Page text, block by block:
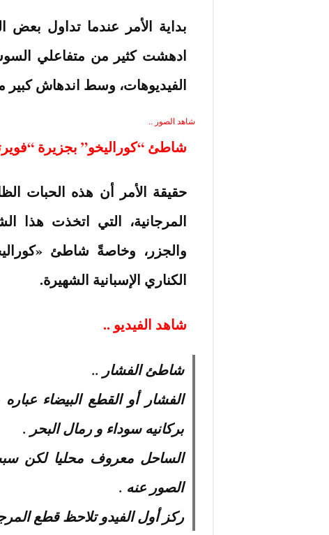
بداية الأمر عندما تداول
ادهشت كثير من متفاعلي
الفيديوهات، وسط اندهاش كبير
شاهد الصور ..
شاطئ “كوراليخو” بجزيرة
حقيقة الأمر أن هذه الحبات
المرجانية، التي اتخذت هذا
والجزر، وخاصةً شاطئ
الكناري الإسبانية الشهيرة.
شاهد الفيديو ..
شاطئ الفشار ..
الفشار أو القطع البيضاء
بركانيه سوداء و رمال البحر .
الساحل معروف محليا لكن
الصور عنه .
ركز أول الفيدو تلاحظ قطع